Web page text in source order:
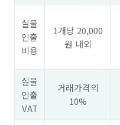
실물
인출
비용
1개당 20,000
원 내외
실물
인출
VAT
거래가격의
10%